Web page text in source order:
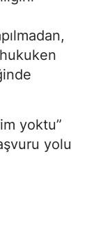
yoktu”
yolu